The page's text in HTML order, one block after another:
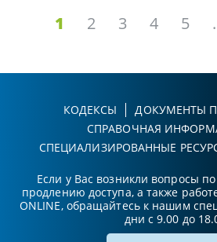
1 2 3 4 5
КОДЕКСЫ
ДОКУМЕНТЫ
СПРАВОЧНАЯ
СПЕЦИАЛИЗИРОВАННЫЕ
Если у Вас возникли вопросы
продлению доступа, а также
ONLINE, обращайтесь к нашим
дни с 9.00 до